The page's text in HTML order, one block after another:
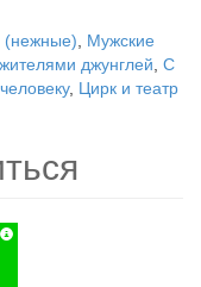
Мужские
джунглей С
, Цирк и театр